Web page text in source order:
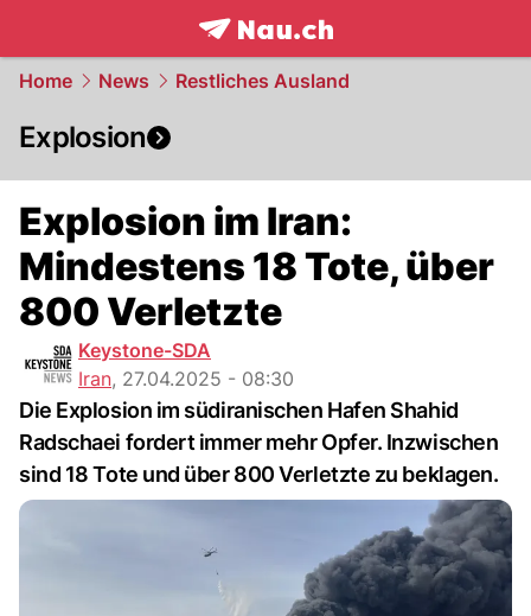
frontpage.NAU.ch
Home News Restliches Ausland
Explosion
Explosion im Iran:
Mindestens 18 Tote, über
800 Verletzte
Keystone-SDA
Iran, 27.04.2025 - 08:30
Die Explosion im südiranischen Hafen Shahid
Radschaei fordert immer mehr Opfer. Inzwischen
sind 18 Tote und über 800 Verletzte zu beklagen.